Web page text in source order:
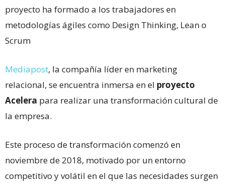
proyecto ha formado a los trabajadores en
metodologías ágiles como Design Thinking, Lean o
Scrum
Mediapost, la compañía líder en marketing
relacional, se encuentra inmersa en el proyecto
Acelera para realizar una transformación cultural de
la empresa.
Este proceso de transformación comenzó en
noviembre de 2018, motivado por un entorno
competitivo y volátil en el que las necesidades surgen